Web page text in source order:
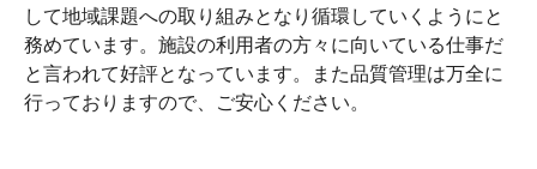
して地域課題への取り組みとなり循環していくようにと
務めています。施設の利用者の方々に向いている仕事だ
と言われて好評となっています。また品質管理は万全に
行っておりますので、ご安心ください。